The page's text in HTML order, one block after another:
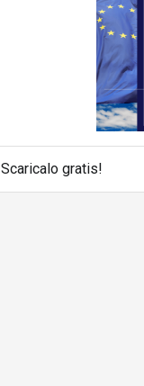
Scaricalo gratis!